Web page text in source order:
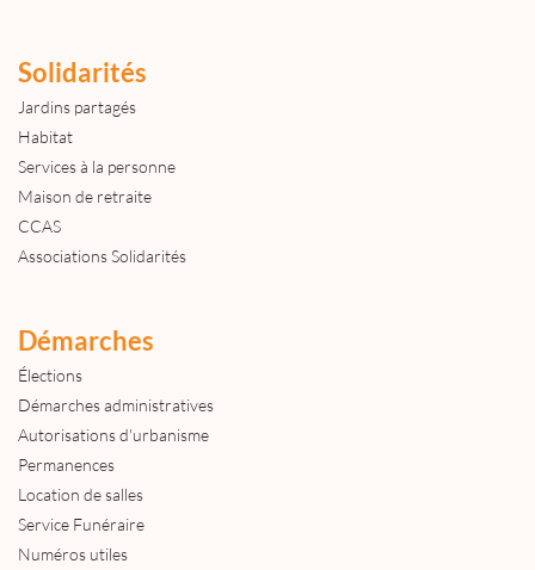
Solidarités
Jardins partagés
Habitat
Services à la personne
Maison de retraite
CCAS
Associations Solidarités
Démarches
Élections
Démarches administratives
Autorisations d'urbanisme
Permanences
Location de salles
Service Funéraire
Numéros utiles